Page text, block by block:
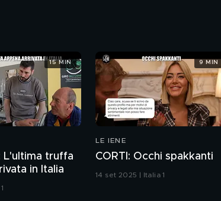
L'ultima truffa
in Italia
15 MIN
LE IENE
CORTI: Occhi spakkanti
14 set 2025 | Italia 1
9 MIN